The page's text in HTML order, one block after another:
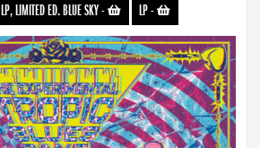
LP, LIMITED ED. BLUE SKY- LP-